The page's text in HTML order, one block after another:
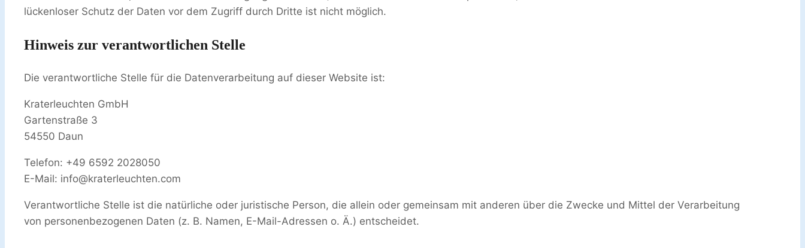
lückenloser Schutz der Daten vor dem Zugriff durch Dritte ist nicht möglich.
Hinweis zur verantwortlichen Stelle
Die verantwortliche Stelle für die Datenverarbeitung auf dieser Website ist:
Kraterleuchten GmbH
Gartenstraße 3
54550 Daun
Telefon: +49 6592 2028050
E-Mail: info@kraterleuchten.com
Verantwortliche Stelle ist die natürliche oder juristische Person, die allein oder gemeinsam mit anderen über die Zwecke und Mittel der Verarbeitung
von personenbezogenen Daten (z. B. Namen, E-Mail-Adressen o. Ä.) entscheidet.